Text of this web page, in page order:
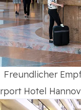
Freundlicher
Hotel